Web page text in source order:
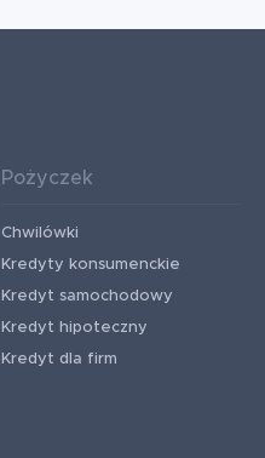
Pożyczek
Chwilówki
Kredyty konsumenckie
Kredyt samochodowy
Kredyt hipoteczny
Kredyt dla firm